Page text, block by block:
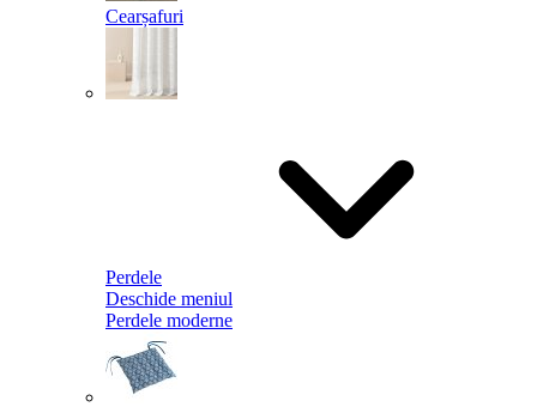
Cearșafuri
Perdele
Deschide meniul
Perdele moderne